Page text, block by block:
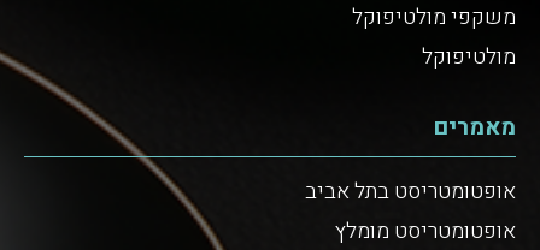
משקפי מולטיפוקל
מולטיפוקל
מאמרים
אופטומטריסט בתל אביב
אופטומטריסט מומלץ